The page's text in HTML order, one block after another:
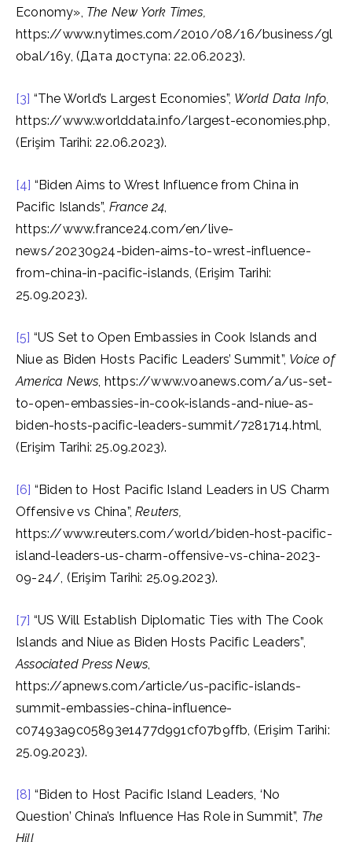
Economy», The New York Times,
https://www.nytimes.com/2010/08/16/business/gl
obal/16y, (Дата доступа: 22.06.2023).
[3] “The World’s Largest Economies”, World Data Info,
https://www.worlddata.info/largest-economies.php,
(Erişim Tarihi: 22.06.2023).
[4] “Biden Aims to Wrest Influence from China in
Pacific Islands”, France 24,
https://www.france24.com/en/live-
news/20230924-biden-aims-to-wrest-influence-
from-china-in-pacific-islands, (Erişim Tarihi:
25.09.2023).
[5] “US Set to Open Embassies in Cook Islands and
Niue as Biden Hosts Pacific Leaders’ Summit”, Voice of
America News, https://www.voanews.com/a/us-set-
to-open-embassies-in-cook-islands-and-niue-as-
biden-hosts-pacific-leaders-summit/7281714.html,
(Erişim Tarihi: 25.09.2023).
[6] “Biden to Host Pacific Island Leaders in US Charm
Offensive vs China”,Reuters,
https://www.reuters.com/world/biden-host-pacific-
island-leaders-us-charm-offensive-vs-china-2023-
09-24/, (Erişim Tarihi: 25.09.2023).
[7] “US Will Establish Diplomatic Ties with The Cook
Islands and Niue as Biden Hosts Pacific Leaders”,
Associated Press News,
https://apnews.com/article/us-pacific-islands-
summit-embassies-china-influence-
c07493a9c05893e1477d991cf07b9ffb, (Erişim Tarihi:
25.09.2023).
[8] “Biden to Host Pacific Island Leaders, ‘No
Question’ China’s Influence Has Role in Summit”, The
Hill,